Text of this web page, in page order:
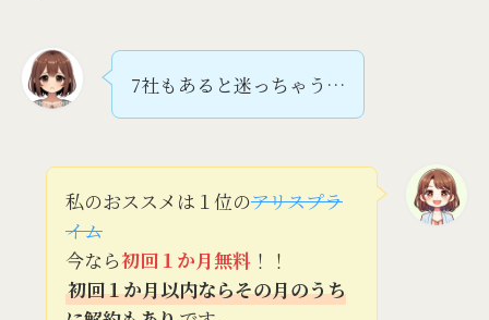
7社もあると迷っちゃう…
私のおススメは１位のアリスプラ
イム
今なら初回１か月無料！！
初回１か月以内ならその月のうち